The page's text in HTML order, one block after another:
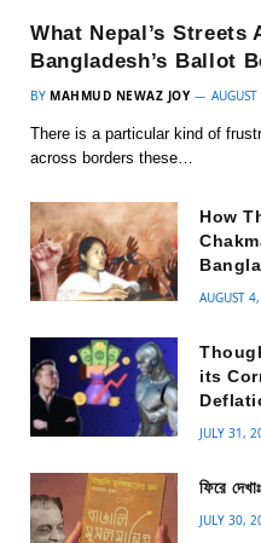
What Nepal’s Streets
Bangladesh’s Ballot
BY MAHMUD NEWAZ JOY
There is a particular kind of
across borders these…
How
AUGUST
its
JULY 31,
ফিরে
JULY 30,